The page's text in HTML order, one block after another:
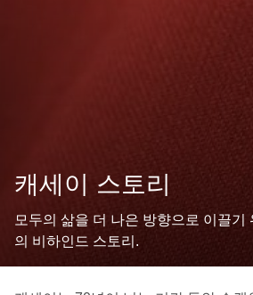
캐세이 스토리
모두의 삶을 더 나은 방향으로 이끌기
의 비하인드 스토리.